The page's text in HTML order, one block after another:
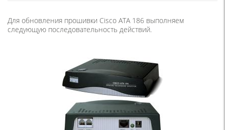
Для обновления прошивки Cisco ATA 186 выполняем
следующую последовательность действий.